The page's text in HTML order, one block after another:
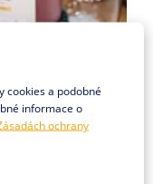
ještě sice můžeme
do svých...
cookies a podobné
informace o
ochrany